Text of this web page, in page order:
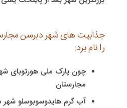
جذابیت های شهر دبرسن
را نام برد:
چون پارک ملی هورتوبای
مجارستان
آب گرم هایدوسوبوسلو